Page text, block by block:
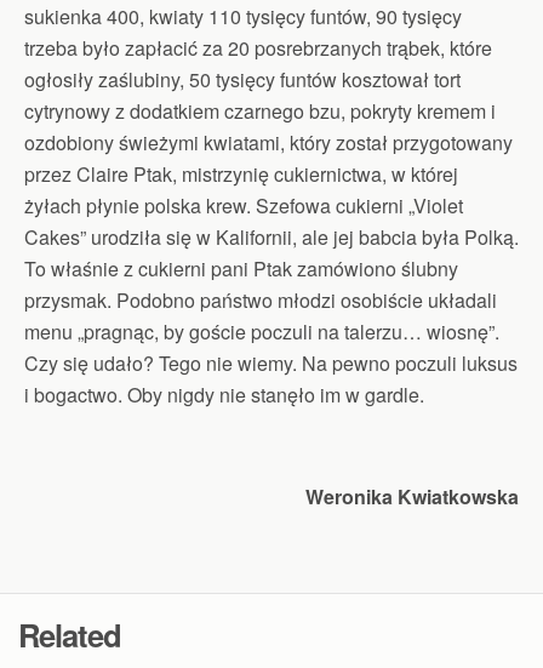
sukienka 400, kwiaty 110 tysięcy funtów, 90 tysięcy
trzeba było zapłacić za 20 posrebrzanych trąbek, które
ogłosiły zaślubiny, 50 tysięcy funtów kosztował tort
cytrynowy z dodatkiem czarnego bzu, pokryty kremem i
ozdobiony świeżymi kwiatami, który został przygotowany
przez Claire Ptak, mistrzynię cukiernictwa, w której
żyłach płynie polska krew. Szefowa cukierni „Violet
Cakes” urodziła się w Kalifornii, ale jej babcia była Polką.
To właśnie z cukierni pani Ptak zamówiono ślubny
przysmak. Podobno państwo młodzi osobiście układali
menu „pragnąc, by goście poczuli na talerzu… wiosnę”.
Czy się udało? Tego nie wiemy. Na pewno poczuli luksus
i bogactwo. Oby nigdy nie stanęło im w gardle.
Weronika Kwiatkowska
Related